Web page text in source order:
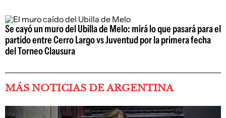
Se cayó un muro del Ubilla de Melo: mirá lo que pasará para el
partido entre Cerro Largo vs Juventud por la primera fecha
del Torneo Clausura
MÁS NOTICIAS DE ARGENTINA